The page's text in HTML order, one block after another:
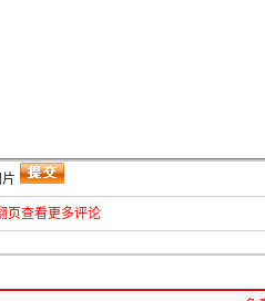
页查看更多评论